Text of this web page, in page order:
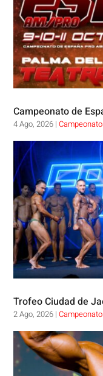
Campeonato de
4 Ago, 2026 |
Trofeo Ciudad de
2 Ago, 2026 |